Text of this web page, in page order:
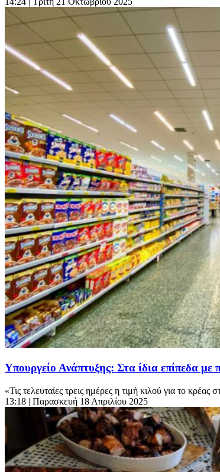
Υπουργείο Ανάπτυξης: Στα ίδια επίπεδα
«Τις τελευταίες τρεις ημέρες η τιμή κιλού για το
13:18 | Παρασκευή 18 Απριλίου 2025